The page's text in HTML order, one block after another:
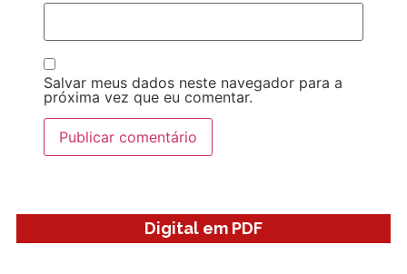
Salvar meus dados neste navegador para a
próxima vez que eu comentar.
Digital em PDF